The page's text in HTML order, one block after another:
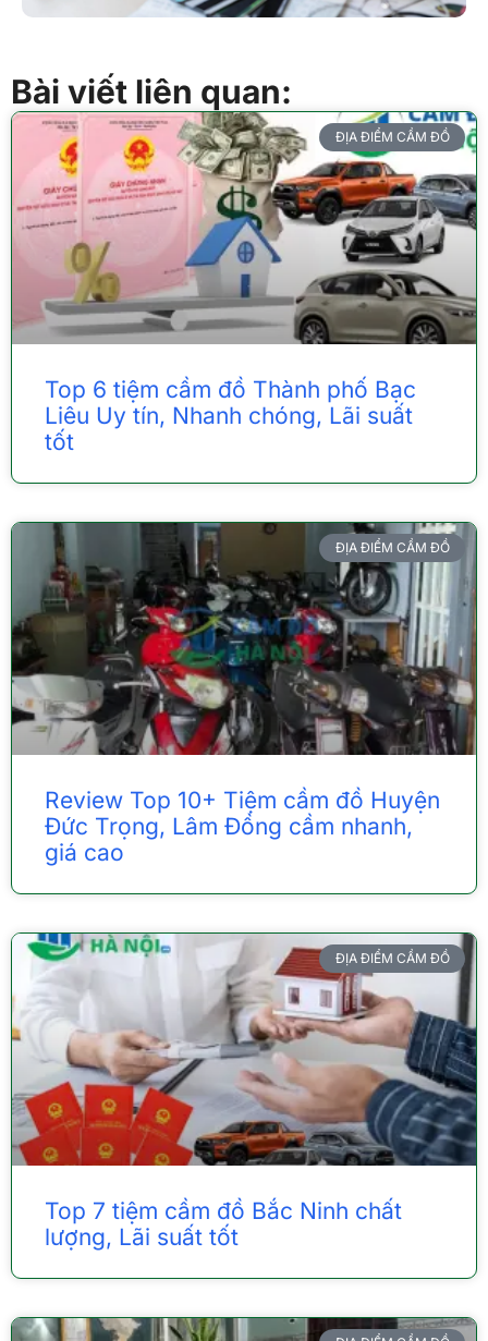
Bài viết liên quan:
ĐỊA ĐIỂM CẦM ĐỒ
Top 6 tiệm cầm đồ Thành phố Bạc
Liêu Uy tín, Nhanh chóng, Lãi suất
tốt
ĐỊA ĐIỂM CẦM ĐỒ
Review Top 10+ Tiệm cầm đồ Huyện
Đức Trọng, Lâm Đồng cầm nhanh,
giá cao
ĐỊA ĐIỂM CẦM ĐỒ
Top 7 tiệm cầm đồ Bắc Ninh chất
lượng, Lãi suất tốt